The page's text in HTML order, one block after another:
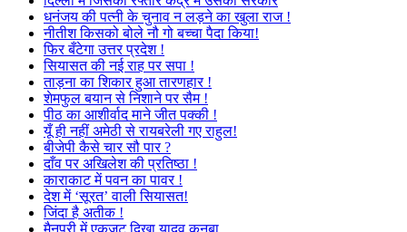
धनंजय की पत्नी के चुनाव न लड़ने का खुला राज !
नीतीश किसको बोले नौ गो बच्चा पैदा किया!
फिर बँटेगा उत्तर प्रदेश !
सियासत की नई राह पर सपा !
ताड़ना का शिकार हुआ तारणहार !
शेमफुल बयान से निशाने पर सैम !
पीठ का आशीर्वाद माने जीत पक्की !
यूँ ही नहीं अमेठी से रायबरेली गए राहुल!
बीजेपी कैसे चार सौ पार ?
दाँव पर अखिलेश की प्रतिष्ठा !
काराकाट में पवन का पावर !
देश में ‘सूरत’ वाली सियासत!
जिंदा है अतीक !
मैनपुरी में एकजुट दिखा यादव कुनबा